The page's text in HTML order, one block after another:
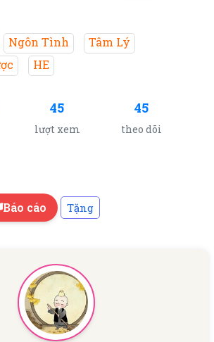
Ngôn Tình
Tâm Lý
HE
45
lượt xem
45
theo dõi
Báo cáo Tặng